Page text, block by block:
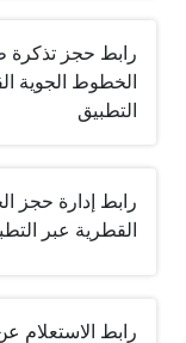
رابط حجز تذكرة
الخطوط الجوية
التطبيق
رابط إدارة حجز
القطرية عبر
رابط الاستعلام